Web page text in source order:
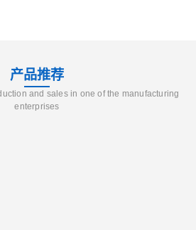
产品推荐
and sales in one of the manufacturing
enterprises